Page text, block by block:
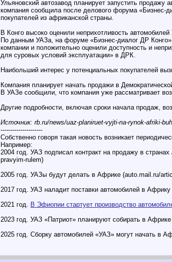
Ульяновский автозавод планирует запустить
компания сообщила после делового форума «Бизнес-
покупателей из африканской страны.
В Конго высоко оценили неприхотливость
По данным УАЗа, на форуме «Бизнес-диалог ДР
компании и положительно оценили доступность и
для суровых условий эксплуатации» в ДРК.
Наибольший интерес у потенциальных покупателей
Компания планирует начать продажи в
В УАЗе сообщили, что компания уже рассматривает
Другие подробности, включая сроки начала продаж,
Источник: rb.ru/news/uaz-planiruet-vyjti-na-rynok-afriki-
---------------------
Собственно говоря такая новость возникает
Например:
2004 год. УАЗ подписал контракт на продажу в
pravyim-rulem)
2005 год. УАЗы будут делать в Африке (auto.mail.ru/
2017 год. УАЗ наладит поставки автомобилей в
2021 год. В Эфиопии стартует производство
2023 год. УАЗ «Патриот» планируют собирать в
2025 год. Сборку автомобилей «УАЗ» могут начать в